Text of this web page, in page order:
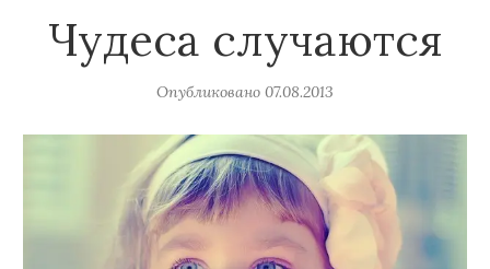
Чудеса случаются
Опубликовано 07.08.2013